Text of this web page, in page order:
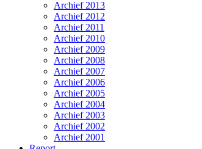
Archief 2013
Archief 2012
Archief 2011
Archief 2010
Archief 2009
Archief 2008
Archief 2007
Archief 2006
Archief 2005
Archief 2004
Archief 2003
Archief 2002
Archief 2001